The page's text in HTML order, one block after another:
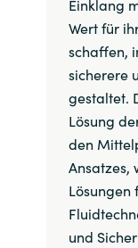
Einklang
Wert für
schaffen,
sicherere
gestaltet.
Lösung
den
Ansatzes,
Lösungen
und